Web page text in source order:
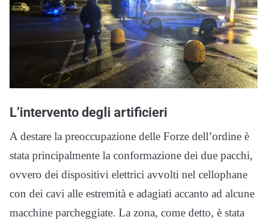
L’intervento degli artificieri
A destare la preoccupazione delle Forze dell’ordine è
stata principalmente la conformazione dei due pacchi,
ovvero dei dispositivi elettrici avvolti nel cellophane
con dei cavi alle estremità e adagiati accanto ad alcune
macchine parcheggiate. La zona, come detto, è stata